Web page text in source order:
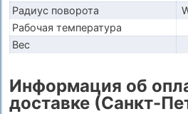
Радиус поворота
Рабочая температура
Вес
Информация об
доставке (Санкт-